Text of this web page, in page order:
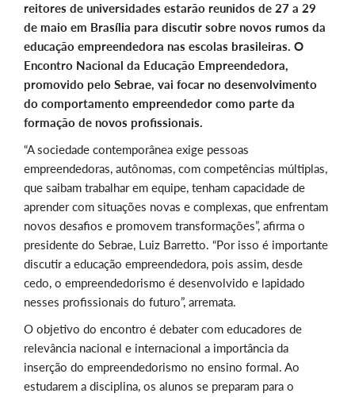
reitores de universidades estarão reunidos de 27 a 29
de maio em Brasília para discutir sobre novos rumos da
educação empreendedora nas escolas brasileiras. O
Encontro Nacional da Educação Empreendedora,
promovido pelo Sebrae, vai focar no desenvolvimento
do comportamento empreendedor como parte da
formação de novos profissionais.
“A sociedade contemporânea exige pessoas
empreendedoras, autônomas, com competências múltiplas,
que saibam trabalhar em equipe, tenham capacidade de
aprender com situações novas e complexas, que enfrentam
novos desafios e promovem transformações”, afirma o
presidente do Sebrae, Luiz Barretto. “Por isso é importante
discutir a educação empreendedora, pois assim, desde
cedo, o empreendedorismo é desenvolvido e lapidado
nesses profissionais do futuro”, arremata.
O objetivo do encontro é debater com educadores de
relevância nacional e internacional a importância da
inserção do empreendedorismo no ensino formal. Ao
estudarem a disciplina, os alunos se preparam para o